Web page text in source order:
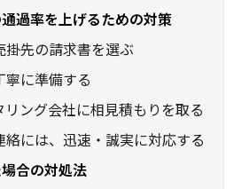
過率を上げるための対策
掛先の請求書を選ぶ
寧に準備する
ング会社に相見積もりを取る
には、迅速・誠実に対応する
合の対処法